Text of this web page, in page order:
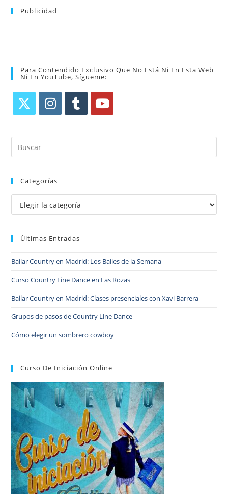
Publicidad
Para Contendido Exclusivo Que No Está Ni En Esta Web
Ni En YouTube, Sígueme:
Categorías
Últimas Entradas
Bailar Country en Madrid: Los Bailes de la Semana
Curso Country Line Dance en Las Rozas
Bailar Country en Madrid: Clases presenciales con Xavi Barrera
Grupos de pasos de Country Line Dance
Cómo elegir un sombrero cowboy
Curso De Iniciación Online